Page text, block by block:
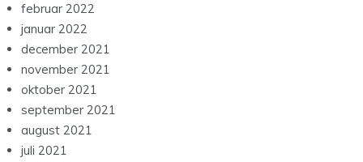
februar 2022
januar 2022
december 2021
november 2021
oktober 2021
september 2021
august 2021
juli 2021